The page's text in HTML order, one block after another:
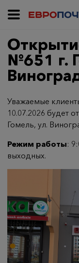
№651 г.
Уважаемые
10.07.2026 будет
Гомель, ул.
Режим работы:
выходных.